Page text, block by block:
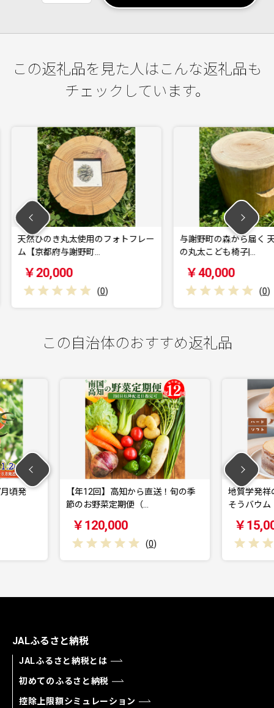
この返礼品を見た人はこんな返礼品も
チェックしています。
フォトフレー
与謝野町の森から届く 天然ひのき
の丸太こども椅子|…
【11
根 計
この自治体のおすすめ返礼品
から直送！旬の季
地質学発祥の佐川町から直送！ごち
そうバウム【ソフト…
￥15,000
JALふるさと納税
JALふるさと納税とは
初めてのふるさと納税
控除上限額シミュレーション